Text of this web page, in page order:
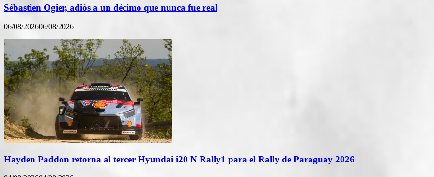
Sébastien Ogier, adiós a un décimo que nunca fue real
06/08/202606/08/2026
Hayden Paddon retorna al tercer Hyundai i20 N Rally1 para el Rally de Paraguay 2026